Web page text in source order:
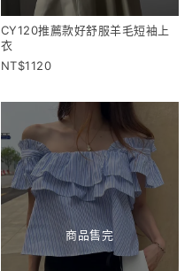
CY120推薦款好舒服羊毛短袖上
衣
1120
商品售完